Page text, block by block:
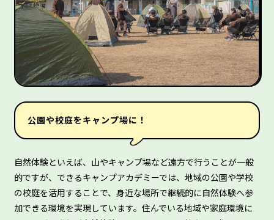
公園や校庭をキャンプ場に！
自然体験といえば、山やキャンプ場など遠方で行うことが一般
的ですが、できるキャンプアカデミーでは、地域の公園や学校
の校庭を活用することで、身近な場所で継続的に自然体験へ参
加できる環境を実現しています。住んでいる地域や家庭環境に